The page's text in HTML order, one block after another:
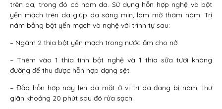
trên da, trong đó có nám da. Sử dụng hỗn hợp nghệ và bột
yến mạch trên da giúp da sáng mịn, làm mờ thâm nám. Trị
nám bằng bột yến mạch và nghệ với trình tự sau:
– Ngâm 2 thìa bột yến mạch trong nước ấm cho nở.
– Thêm vào 1 thìa tinh bột nghệ và 1 thìa sữa tươi không
đường để thu được hỗn hợp dạng sệt.
– Đắp hỗn hợp này lên da mặt ở vị trí da đang bị nám, thư
giãn khoảng 20 phút sau đó rửa sạch.